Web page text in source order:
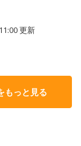
更新
もっと見る